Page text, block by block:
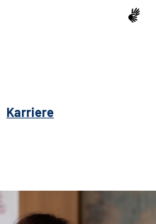
Karriere